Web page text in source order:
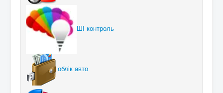
ШІ контроль
облік авто